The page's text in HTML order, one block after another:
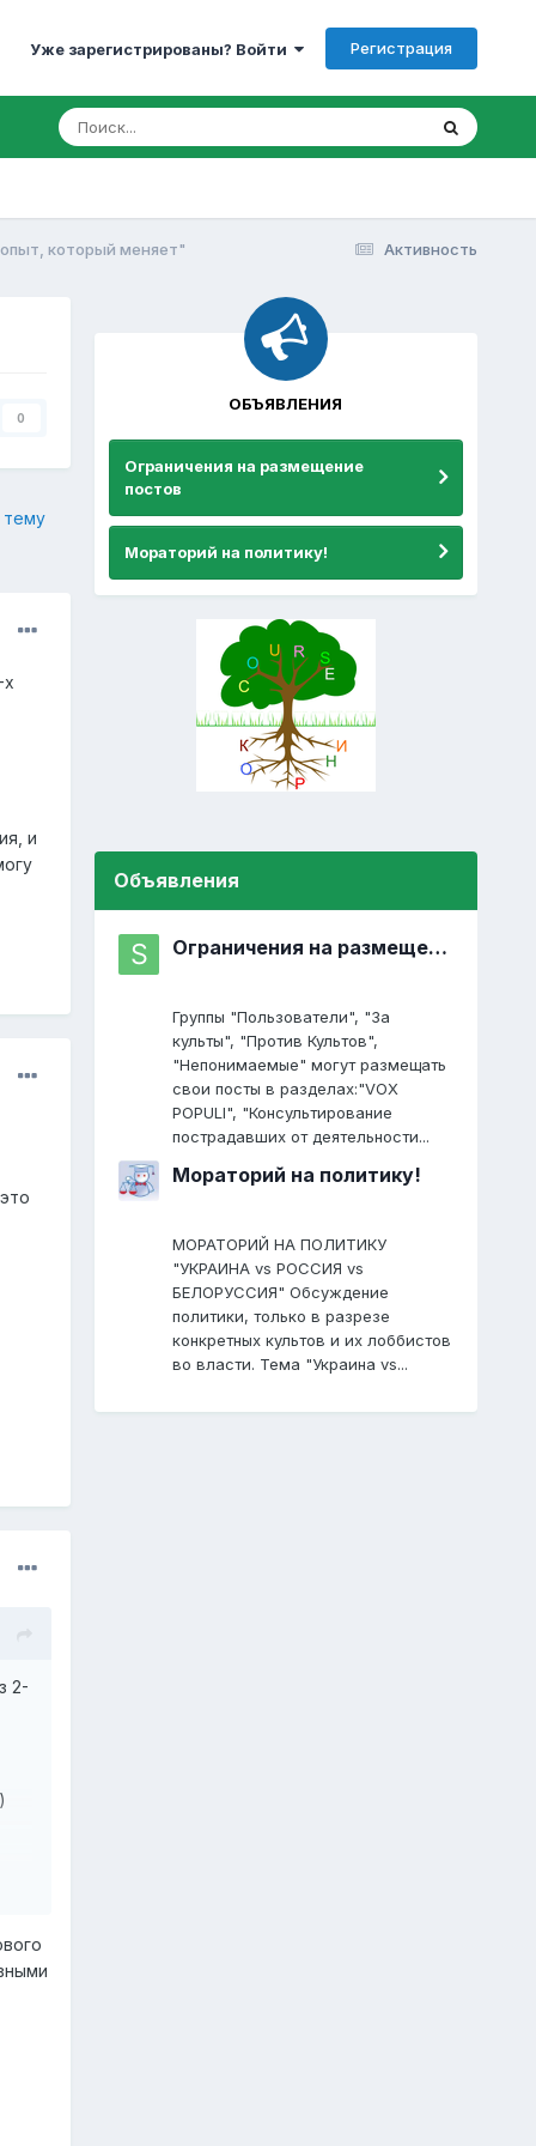
Уже зарегистрированы? Войти Регистрация
Активность
который меняет"
0
х
и
2-
ОБЪЯВЛЕНИЯ
Ограничения на размещение
постов
Мораторий на политику!
Объявления
Ограничения на размещение постов
Группы "Пользователи", "За
культы", "Против Культов",
"Непонимаемые" могут размещать
свои посты в разделах:"VOX
POPULI", "Консультирование
пострадавших от деятельности...
Мораторий на политику!
МОРАТОРИЙ НА ПОЛИТИКУ
"УКРАИНА vs РОССИЯ vs
БЕЛОРУССИЯ" Обсуждение
политики, только в разрезе
конкретных культов и их лоббистов
во власти. Тема "Украина vs...